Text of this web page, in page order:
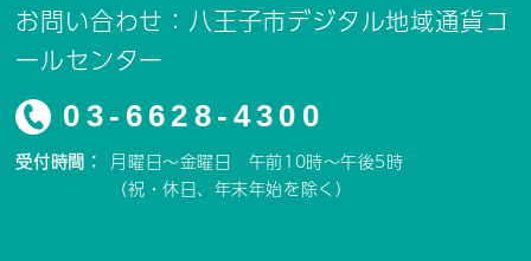
お問い合わせ：八王子市デジタル地域通貨コ
ールセンター
03-6628-4300
受付時間： 月曜日～金曜日 午前10時～午後5時
（祝・休日、年末年始を除く）